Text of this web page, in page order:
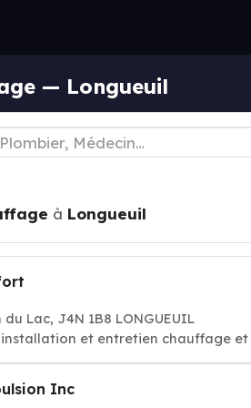
— Longueuil
à Longueuil
du Lac, J4N 1B8 LONGUEUIL
et entretien chauffage
Inc